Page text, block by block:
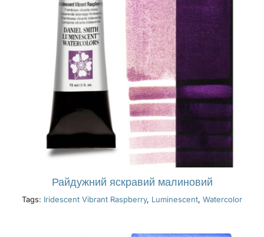
Райдужний яскравий малиновий
Tags: Iridescent Vibrant Raspberry, Luminescent, Watercolor